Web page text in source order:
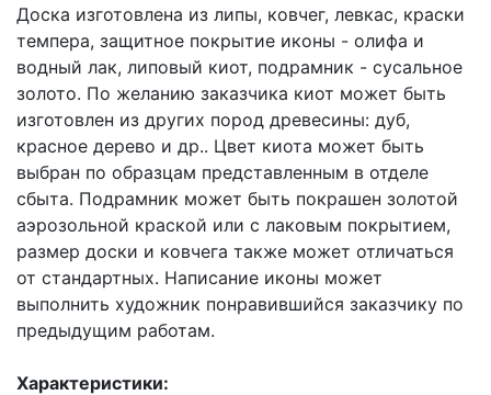
Доска изготовлена из липы, ковчег, левкас, краски
темпера, защитное покрытие иконы - олифа и
водный лак, липовый киот, подрамник - сусальное
золото. По желанию заказчика киот может быть
изготовлен из других пород древесины: дуб,
красное дерево и др.. Цвет киота может быть
выбран по образцам представленным в отделе
сбыта. Подрамник может быть покрашен золотой
аэрозольной краской или с лаковым покрытием,
размер доски и ковчега также может отличаться
от стандартных. Написание иконы может
выполнить художник понравившийся заказчику по
предыдущим работам.
Характеристики: